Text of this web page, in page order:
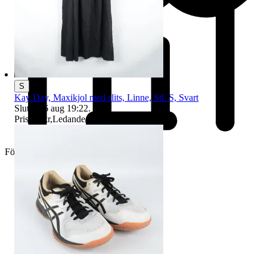
Företag
S
Kay Day, Maxikjol med slits, Linne, Stl. S, Svart
Sluttid
16 aug 19:22.
Pris:
51 kr,Ledande bud